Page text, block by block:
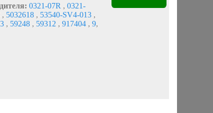
0321-07R , 0321-
, 5032618 , 53540-SV4-013 ,
, 59248 , 59312 , 917404 , 9,